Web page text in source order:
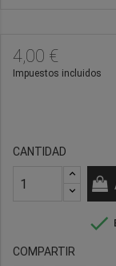
4,00 €
Impuestos incluidos
CANTIDAD

COMPARTIR